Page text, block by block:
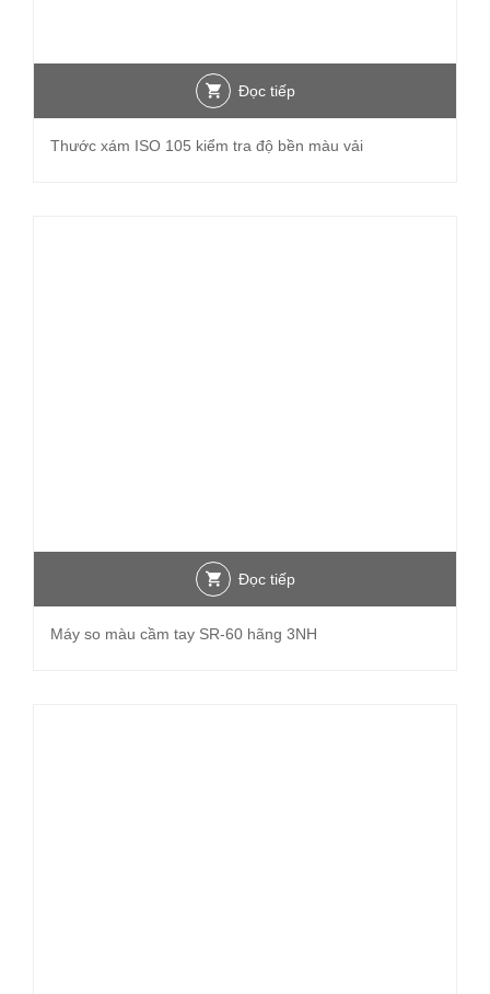
Đọc tiếp
Thước xám ISO 105 kiểm tra độ bền màu vải
Đọc tiếp
Máy so màu cầm tay SR-60 hãng 3NH